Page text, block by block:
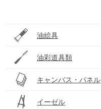
油絵具
油彩道具類
キャンバス・パネル
イーゼル